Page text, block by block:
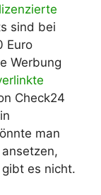
sind bei
Euro
Werbung
Check24
man
es nicht.